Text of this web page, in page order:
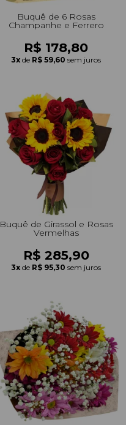
Buquê de 6 Rosas
Champanhe e Ferrero
R$ 178,80
3x de R$ 59,60 sem juros
Buquê de Girassol e Rosas
Vermelhas
R$ 285,90
3x de R$ 95,30 sem juros